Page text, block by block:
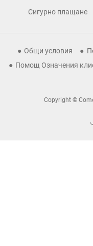
Сигурно плащане
Общи условия
Помощ Означения
Copyright ©